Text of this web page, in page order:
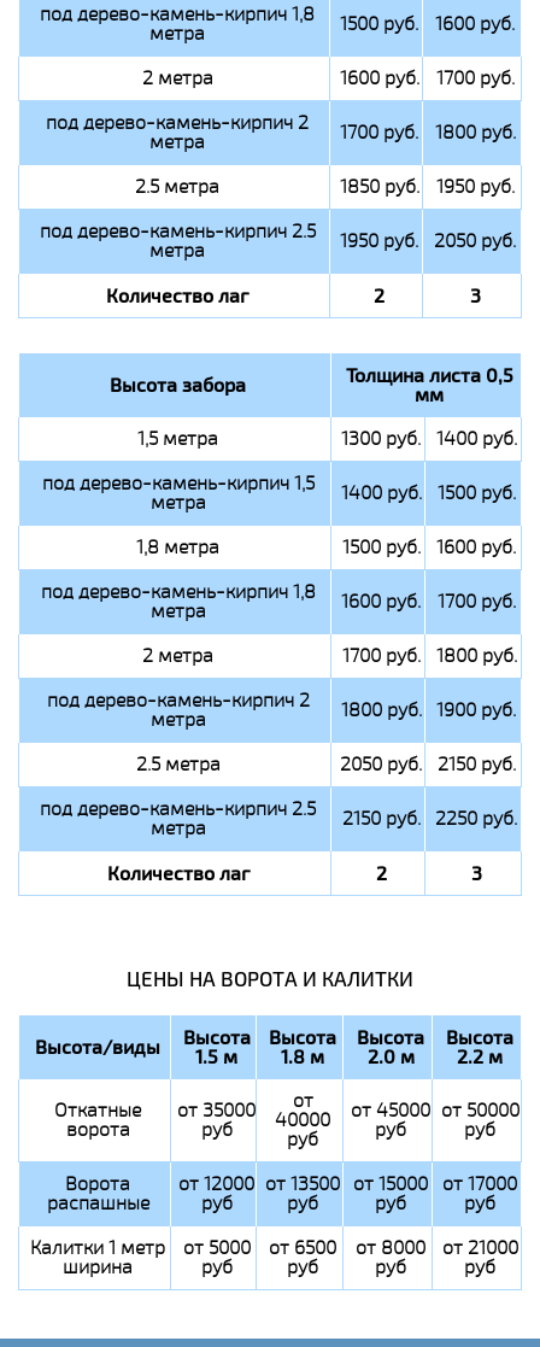
под дерево-камень-кирпич 1,8
метра 1500 руб. 1600 руб.
2 метра 1600 руб.
1700 руб.
под дерево-камень-кирпич 2
метра 1700 руб. 1800 руб.
2.5 метра 1850 руб.
1950 руб.
под дерево-камень-кирпич 2.5
метра 1950 руб. 2050 руб.
Количество лаг 2 3
Высота забора Толщина листа 0,5
мм
1,5 метра 1300 руб.
1400 руб.
под дерево-камень-кирпич 1,5
метра 1400 руб. 1500 руб.
1,8 метра 1500 руб.
1600 руб.
под дерево-камень-кирпич 1,8
метра 1600 руб. 1700 руб.
2 метра 1700 руб.
1800 руб.
под дерево-камень-кирпич 2
метра 1800 руб. 1900 руб.
2.5 метра 2050 руб.
2150 руб.
под дерево-камень-кирпич 2.5
метра 2150 руб. 2250 руб.
Количество лаг 2 3
ЦЕНЫ НА ВОРОТА И КАЛИТКИ
Высота/виды Высота
1.5 м
Высота
1.8 м
Высота
2.0 м
Высота
2.2 м
Откатные
ворота
от 35000
руб
от
40000
руб
от 45000
руб
от 50000
руб
Ворота
распашные
от 12000
руб
от 13500
руб
от 15000
руб
от 17000
руб
Калитки 1 метр
ширина
от 5000
руб
от 6500
руб
от 8000
руб
от 21000
руб